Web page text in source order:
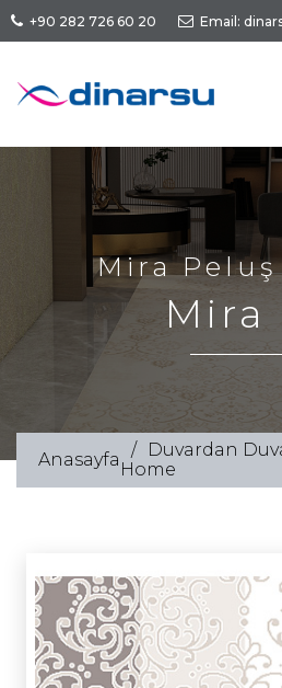
+90 282 726 60 20 Email:
Mira
Mira
Anasayfa
Duvardan
Home